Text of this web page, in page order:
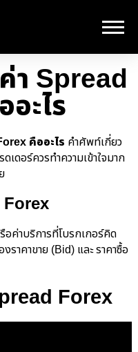
า Spread
ะไร
คืออะไร คำศัพท์เกี่ยว
ดอร์ควรทำความเข้าใจมาก
อค่าบริการที่โบรกเกอร์คิด
าคาขาย (Bid) และ ราคาซื้อ
Forex